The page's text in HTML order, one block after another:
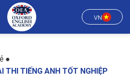
VN
●
THI TIẾNG ANH TỐT NGHIỆP